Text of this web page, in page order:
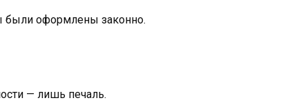
были оформлены законно.
— лишь печаль.